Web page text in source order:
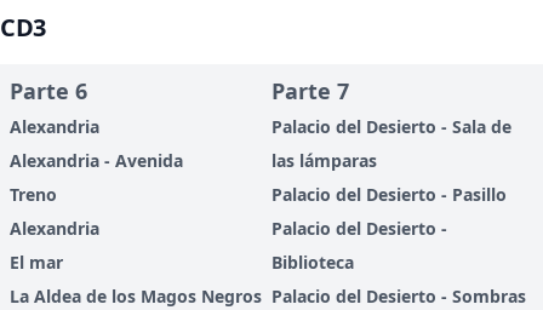
CD3
Parte 6
Alexandria
Alexandria - Avenida
Treno
Alexandria
El mar
La Aldea de los Magos Negros
Parte 7
Palacio del Desierto - Sala de
las lámparas
Palacio del Desierto - Pasillo
Palacio del Desierto -
Biblioteca
Palacio del Desierto - Sombras